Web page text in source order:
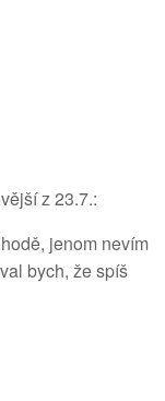
z 23.7.:
jenom nevím
bych, že spíš